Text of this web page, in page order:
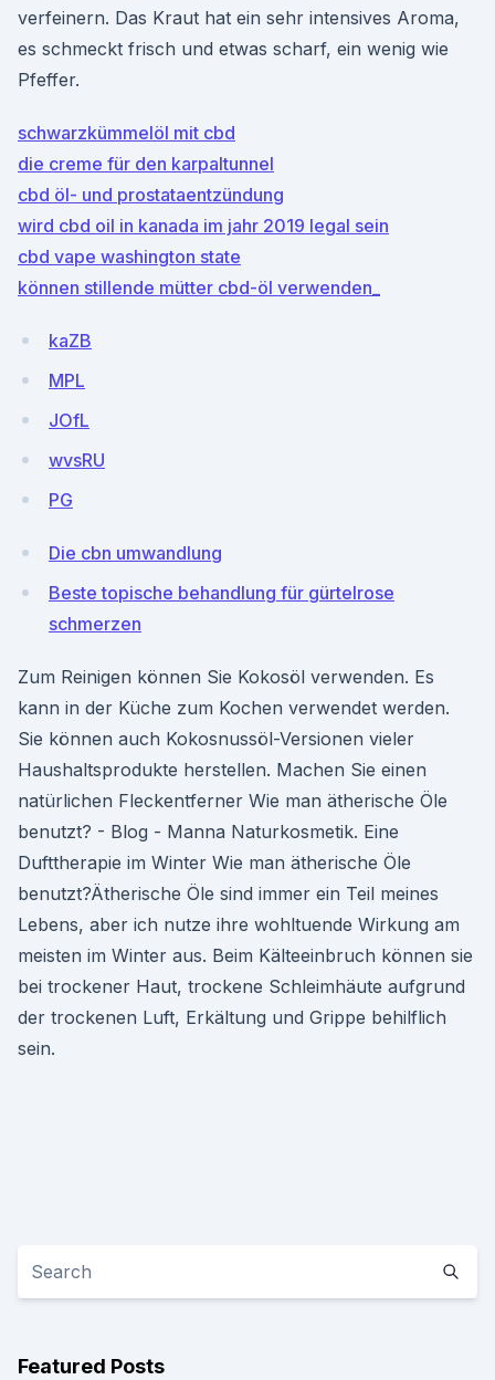
verfeinern. Das Kraut hat ein sehr intensives Aroma,
es schmeckt frisch und etwas scharf, ein wenig wie
Pfeffer.
schwarzkümmelöl mit cbd
die creme für den karpaltunnel
cbd öl- und prostataentzündung
wird cbd oil in kanada im jahr 2019 legal sein
cbd vape washington state
können stillende mütter cbd-öl verwenden_
kaZB
MPL
JOfL
wvsRU
PG
Die cbn umwandlung
Beste topische behandlung für gürtelrose
schmerzen
Zum Reinigen können Sie Kokosöl verwenden. Es
kann in der Küche zum Kochen verwendet werden.
Sie können auch Kokosnussöl-Versionen vieler
Haushaltsprodukte herstellen. Machen Sie einen
natürlichen Fleckentferner Wie man ätherische Öle
benutzt? - Blog - Manna Naturkosmetik. Eine
Dufttherapie im Winter Wie man ätherische Öle
benutzt?Ätherische Öle sind immer ein Teil meines
Lebens, aber ich nutze ihre wohltuende Wirkung am
meisten im Winter aus. Beim Kälteeinbruch können sie
bei trockener Haut, trockene Schleimhäute aufgrund
der trockenen Luft, Erkältung und Grippe behilflich
sein.
Featured Posts